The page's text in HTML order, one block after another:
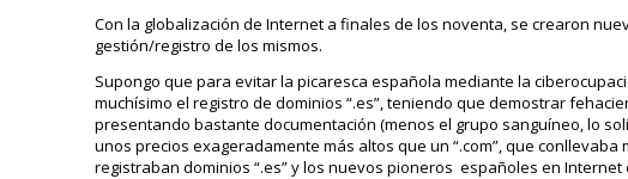
Con la globalización de Internet a finales de los noventa, se crearon
gestión/registro de los mismos.
Supongo que para evitar la picaresca española mediante la
muchísimo el registro de dominios “.es”, teniendo que demostrar
presentando bastante documentación (menos el grupo sanguíneo, lo
unos precios exageradamente más altos que un “.com”, que
registraban dominios “.es” y los nuevos pioneros españoles en Internet